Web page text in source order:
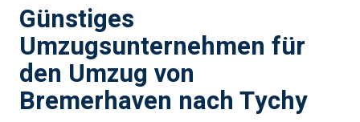
Günstiges
Umzugsunternehmen für
den Umzug von
Bremerhaven nach Tychy